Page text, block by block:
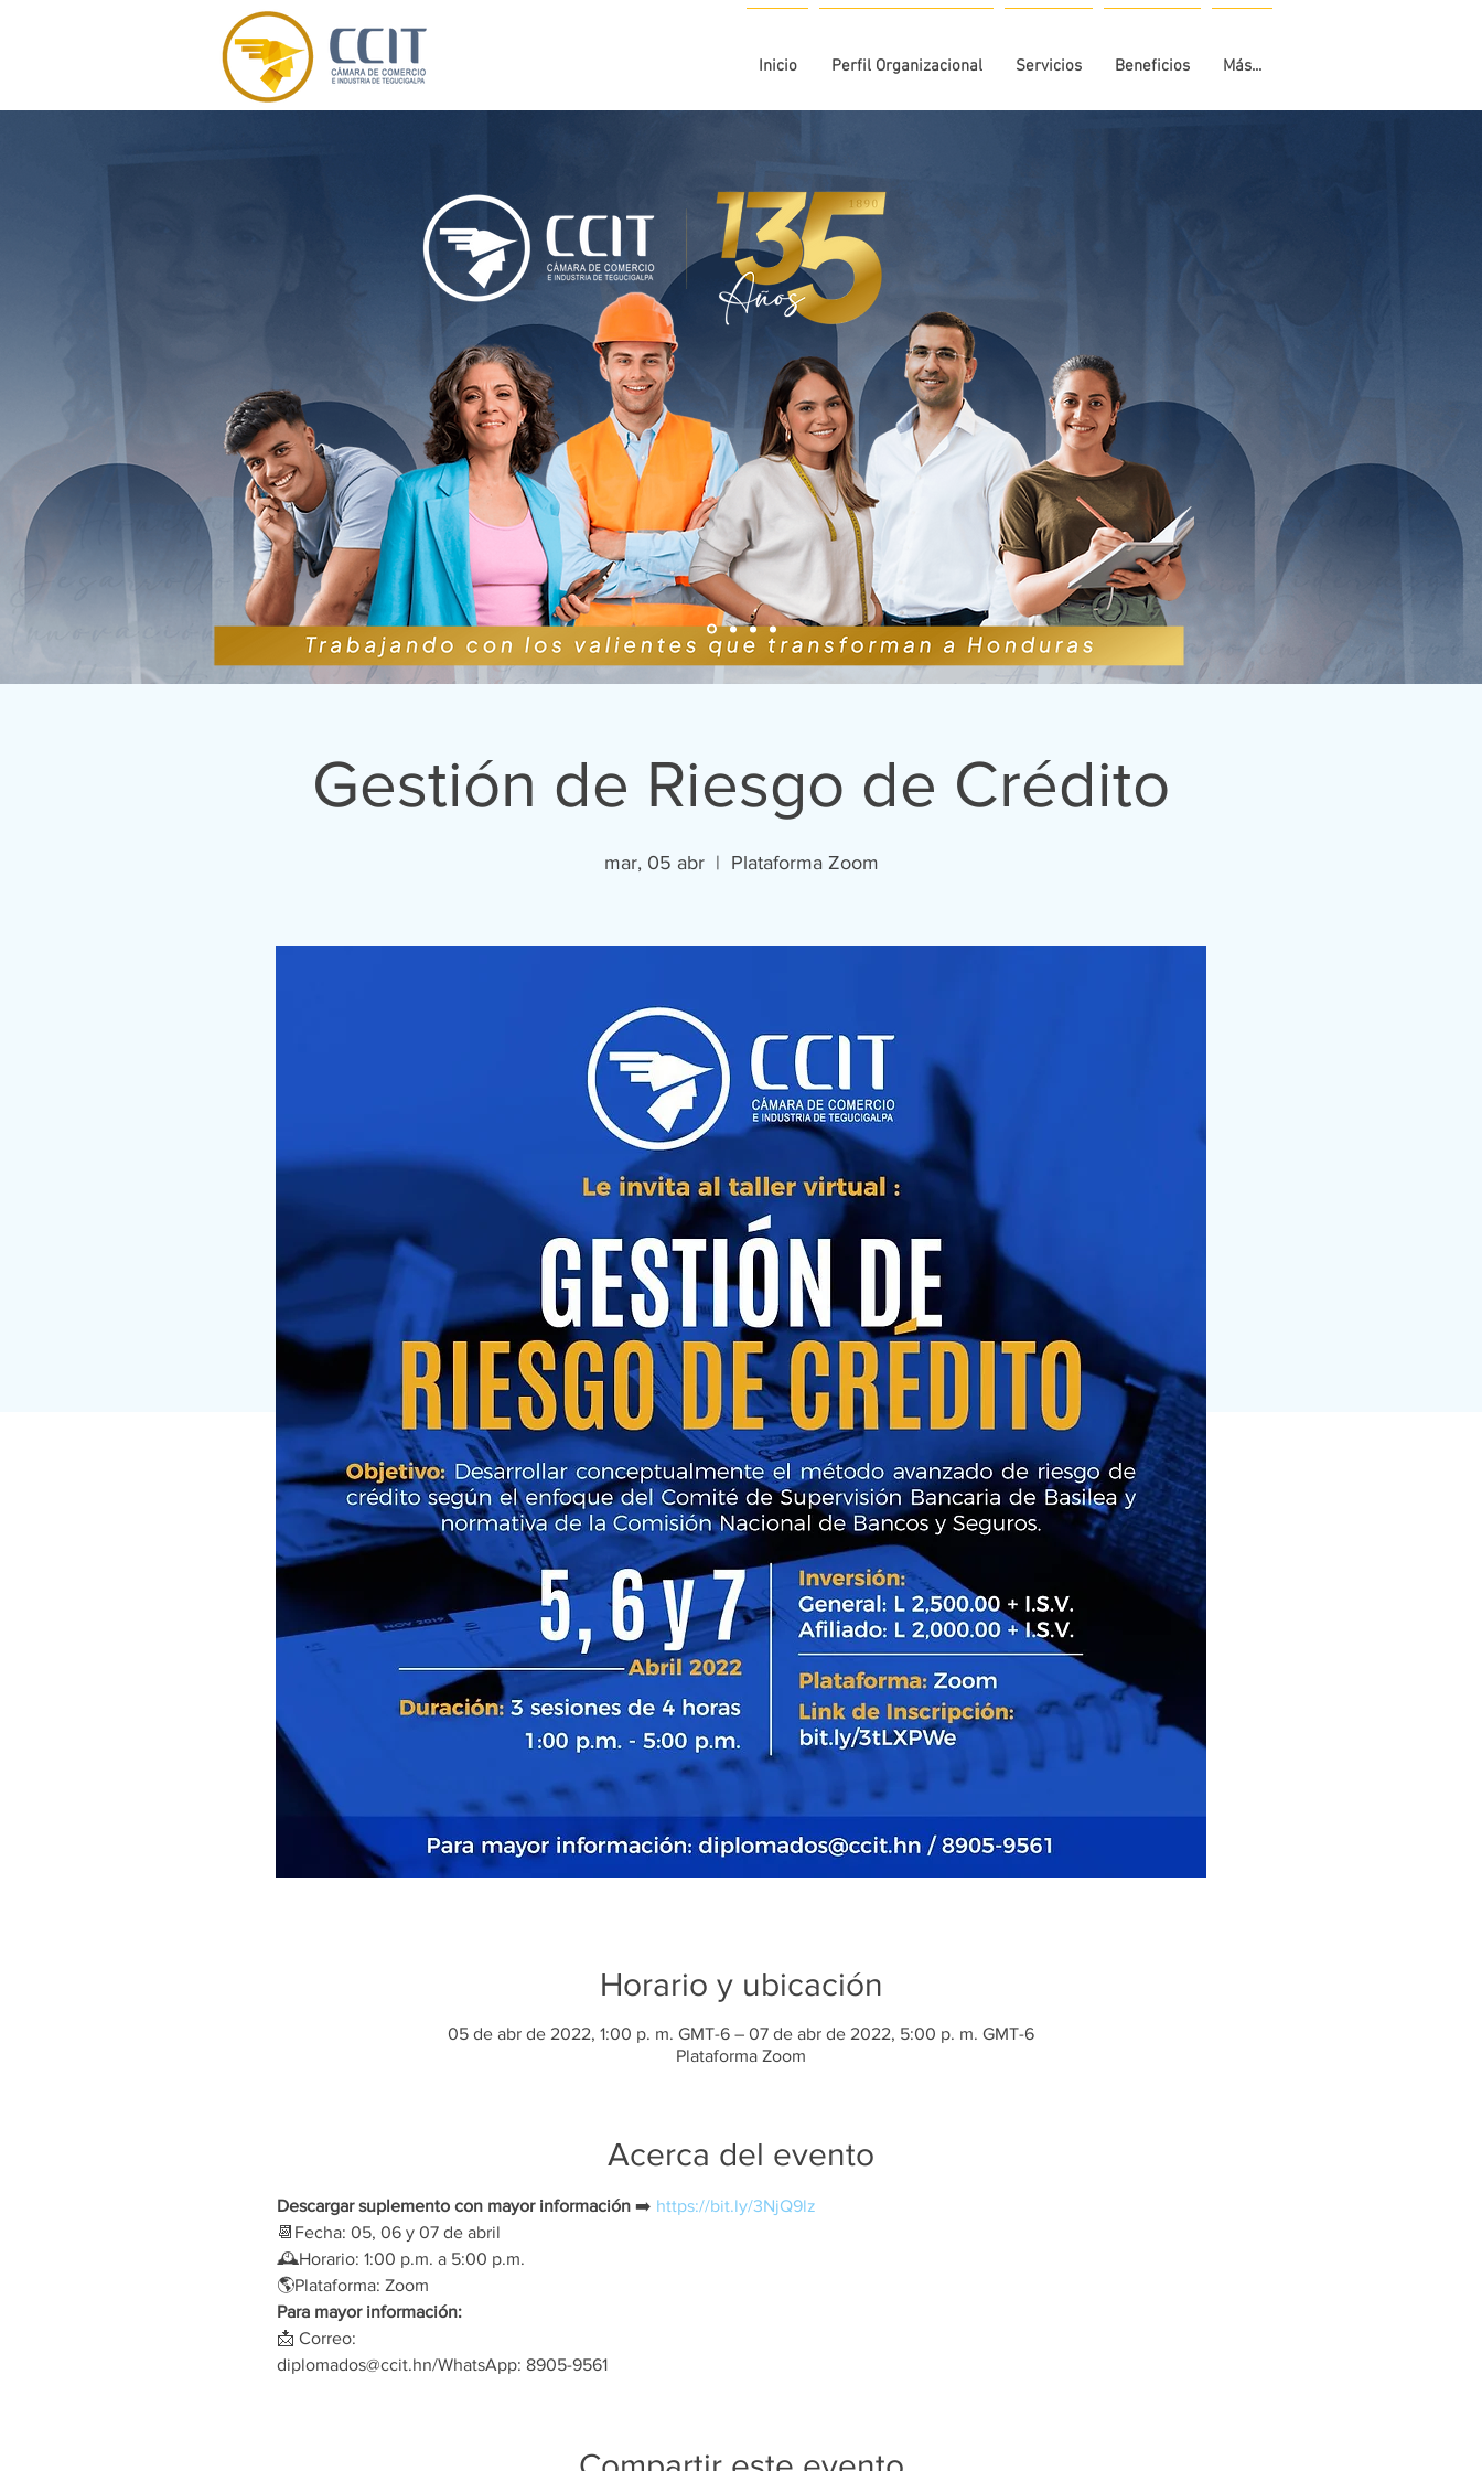
Inicio Perfil Organizacional Servicios Beneficios Más...
Gestión de Riesgo de Crédito
mar, 05 abr
  |
Plataforma Zoom
Horario y ubicación
05 de abr de 2022, 1:00 p. m. GMT-6 – 07 de abr de 2022, 5:00 p. m. GMT-6
Plataforma Zoom
Acerca del evento
Descargar suplemento con mayor información ➡️ https://bit.ly/3NjQ9lz
📆Fecha: 05, 06 y 07 de abril
🕰Horario: 1:00 p.m. a 5:00 p.m.
🌎Plataforma: Zoom
Para mayor información:
📩 Correo:
diplomados@ccit.hn/WhatsApp: 8905-9561